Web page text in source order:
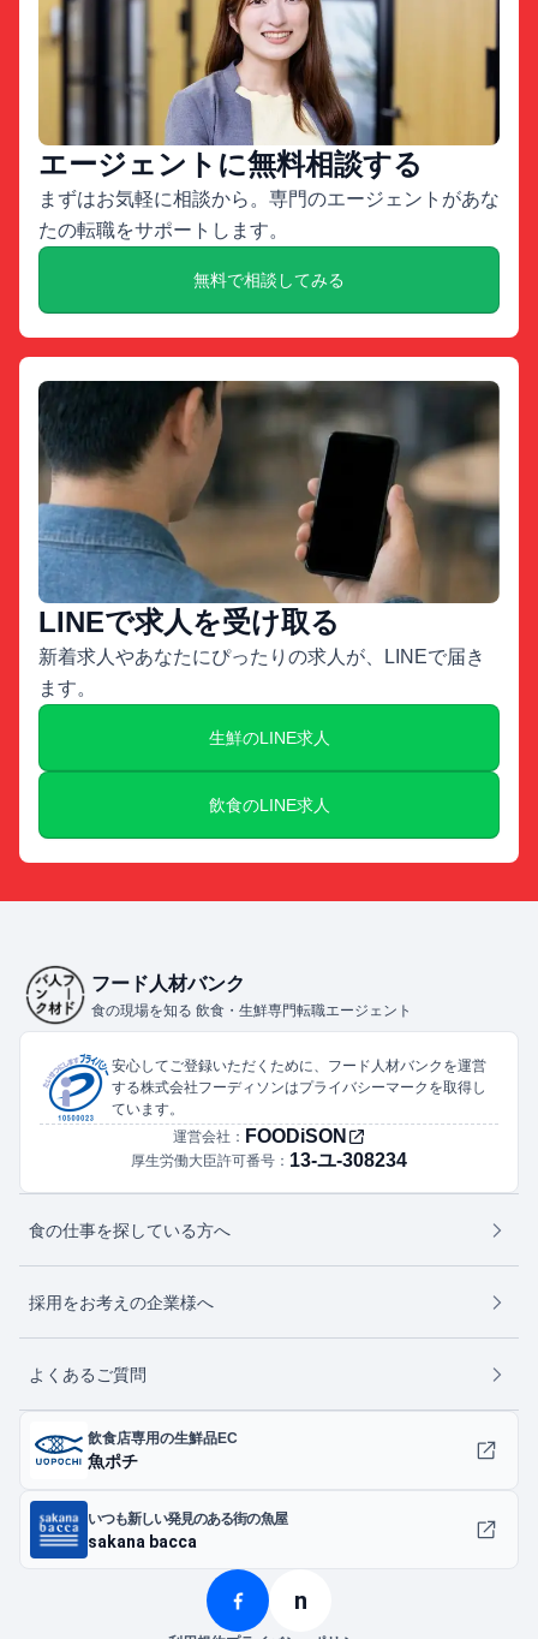
エージェントに無料相談する
まずはお気軽に相談から。専門のエージェントがあな
たの転職をサポートします。
無料で相談してみる
LINEで求人を受け取る
新着求人やあなたにぴったりの求人が、LINEで届き
ます。
生鮮のLINE求人
飲食のLINE求人
フード人材バンク
食の現場を知る 飲食・生鮮専門転職エージェント
安心してご登録いただくために、フード人材バンクを運営
する株式会社フーディソンはプライバシーマークを取得し
ています。
運営会社： FOODiSON
厚生労働大臣許可番号： 13-ユ-308234
食の仕事を探している方へ
採用をお考えの企業様へ
よくあるご質問
飲食店専用の生鮮品EC
魚ポチ
いつも新しい発見のある街の魚屋
sakana bacca
n